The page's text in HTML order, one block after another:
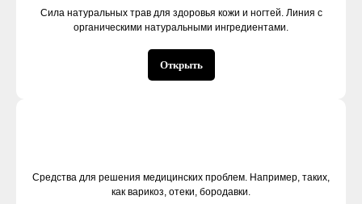
Сила натуральных трав для здоровья кожи и ногтей. Линия с
органическими натуральными ингредиентами.
Открыть
Средства для решения медицинских проблем. Например, таких,
как варикоз, отеки, бородавки.